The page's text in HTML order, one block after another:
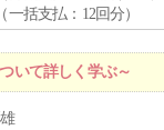
一括支払：12回分）
いて詳しく学ぶ～